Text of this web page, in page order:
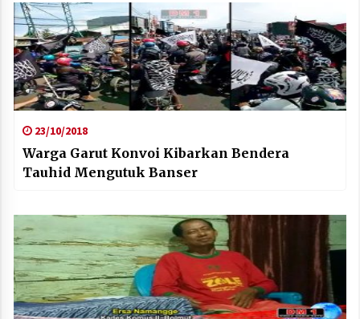
23/10/2018
Warga Garut Konvoi Kibarkan Bendera
Tauhid Mengutuk Banser